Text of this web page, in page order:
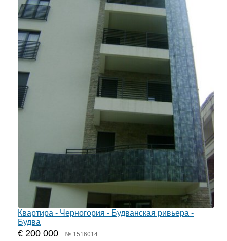
Квартира - Черногория - Будванская ривьера -
Будва
€ 200 000 № 1516014